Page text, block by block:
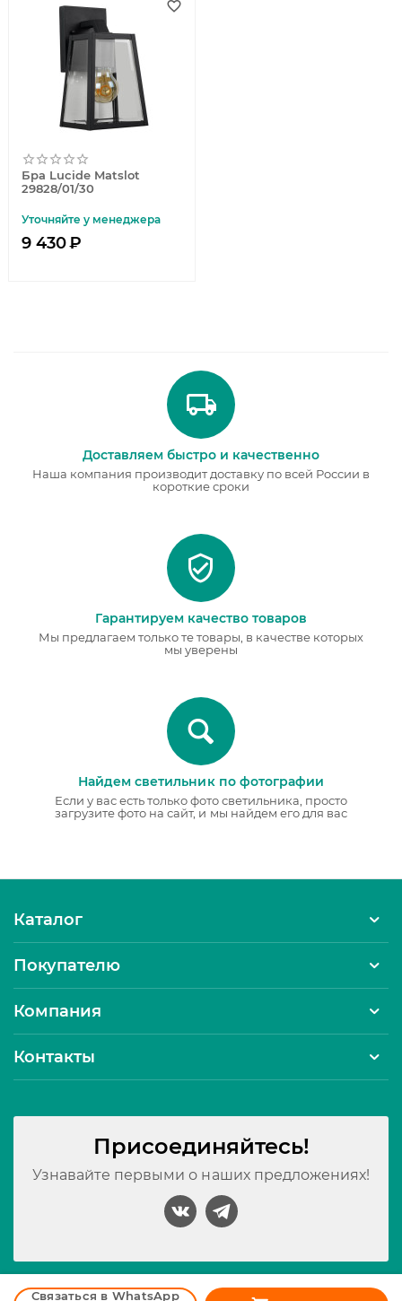
Связаться в WhatsApp
Бра Lucide Matslot
29828/01/30
Уточняйте у менеджера
9 430₽
Доставляем быстро и качественно
Наша компания производит доставку по всей России в
короткие сроки
Гарантируем качество товаров
Мы предлагаем только те товары, в качестве которых
мы уверены
Найдем светильник по фотографии
Если у вас есть только фото светильника, просто
загрузите фото на сайт, и мы найдем его для вас
Каталог
Покупателю
Компания
Контакты
Присоединяйтесь!
Узнавайте первыми о наших предложениях!